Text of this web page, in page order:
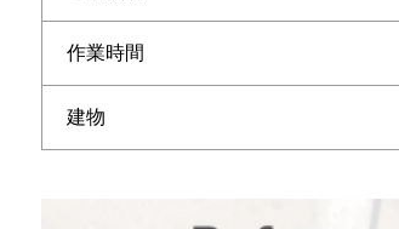
作業時間
建物